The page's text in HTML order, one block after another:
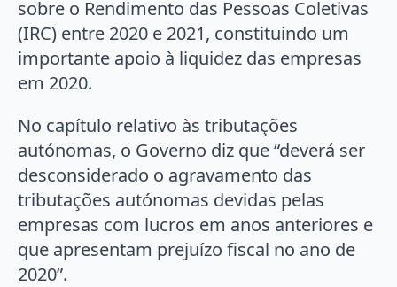
sobre o Rendimento das Pessoas Coletivas
(IRC) entre 2020 e 2021, constituindo um
importante apoio à liquidez das empresas
em 2020.
No capítulo relativo às tributações
autónomas, o Governo diz que “deverá ser
desconsiderado o agravamento das
tributações autónomas devidas pelas
empresas com lucros em anos anteriores e
que apresentam prejuízo fiscal no ano de
2020”.